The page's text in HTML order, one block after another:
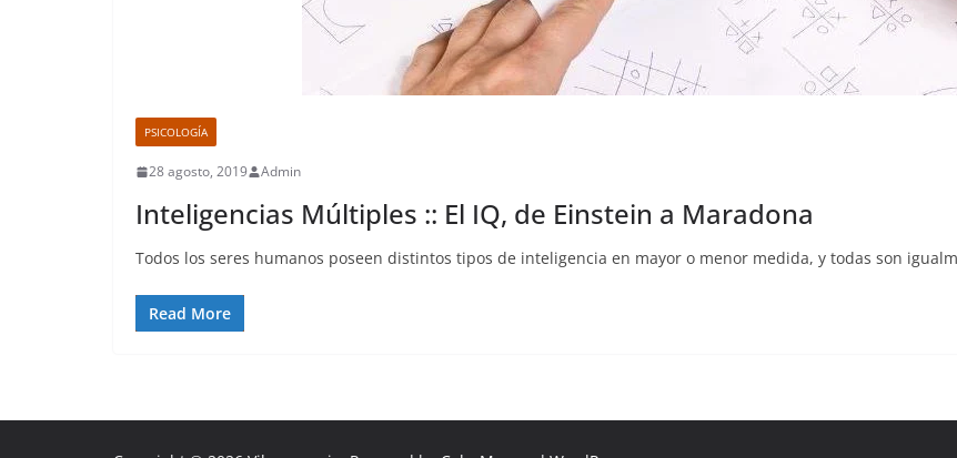
PSICOLOGÍA
28 agosto, 2019 Admin
Inteligencias Múltiples :: El IQ, de Einstein a Maradona
Todos los seres humanos poseen distintos tipos de inteligencia en mayor o menor medida, y todas son
Read More